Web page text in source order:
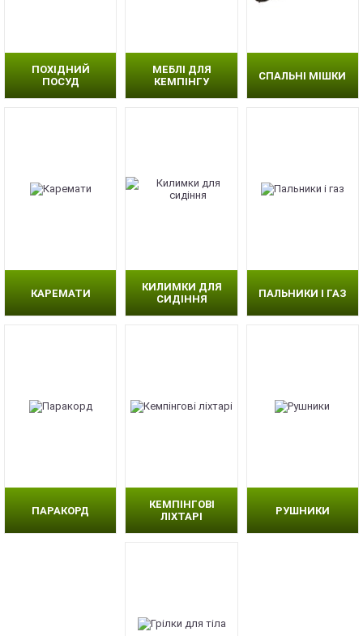
ПОХІДНИЙ
ПОСУД
МЕБЛІ ДЛЯ
КЕМПІНГУ
СПАЛЬНІ МІШКИ
КАРЕМАТИ
КИЛИМКИ ДЛЯ
СИДІННЯ
ПАЛЬНИКИ І ГАЗ
ПАРАКОРД
КЕМПІНГОВІ
ЛІХТАРІ
РУШНИКИ